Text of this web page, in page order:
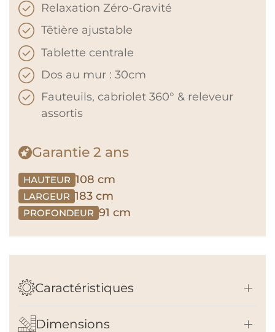
Relaxation Zéro-Gravité
Têtière ajustable
Tablette centrale
Dos au mur : 30cm
Fauteuils, cabriolet 360° & releveur
assortis
Garantie 2 ans
HAUTEUR 108 cm
LARGEUR 183 cm
PROFONDEUR 91 cm
Caractéristiques
Dimensions